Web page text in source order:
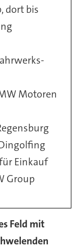
dort bis
Motoren
Einkauf
Group
Feld mit